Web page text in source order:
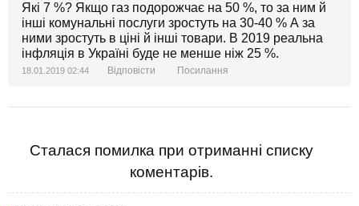
Які 7 %? Якщо газ подорожчає на 50 %, то за ним й
інші комунальні послуги зростуть на 30-40 % А за
ними зростуть в ціні й інші товари. В 2019 реальна
інфляція в Україні буде не менше ніж 25 %.
18.01.2019 02:44 Відповісти Посилання
Сталася помилка при отриманні списку
коментарів.